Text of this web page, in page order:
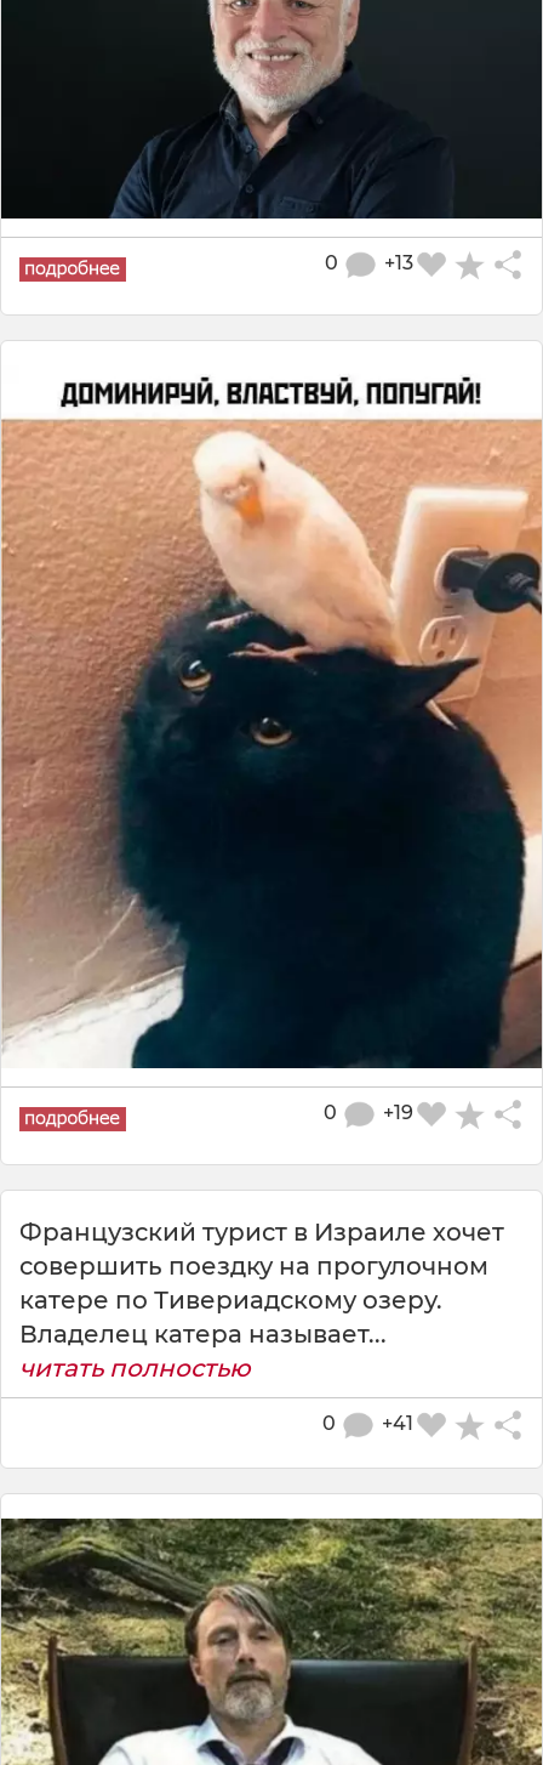
+13
0
+19
0
Французский турист в Израиле хочет
совершить поездку на прогулочном
катере по Тивериадскому озеру.
Владелец катера называет...
читать полностью
+41
0